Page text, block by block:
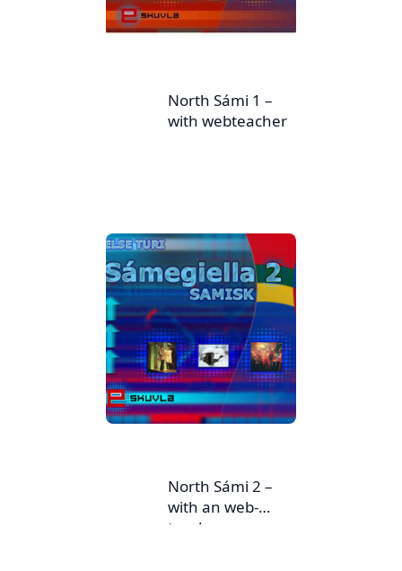
North Sámi 1 –
with webteacher
North Sámi 2 –
with an web-
teacher